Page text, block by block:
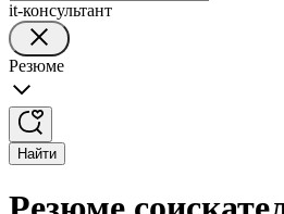
it-консультант
Резюме
Найти